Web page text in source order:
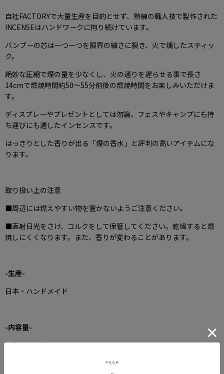
自社FACTORYで大量生産を目的とせず、熟練の職人技で製作された
INCENSEはハンドワークに拘り続けています。
バンブーの芯は一つ一つを限界の細さに裂き、火で燻したスティッ
ク。
絶妙な圧縮で煙の量を少なくし、火の通りを遅らせる事で長さ
14cmで燃焼時間約50〜55分前後の燃焼時間をお楽しみいただけま
す。
ディスプレーやプレゼントとしては勿論、フェスやキャンプにも持
ち運びにも適したインセンスです。
はっきりとした香りが出る「煙の香水」と評判の高いアイテムにな
ります。
取り扱い上の注意
■周辺には燃えやすい物を置かないようご注意ください。
■直射日光をさけ、コルクをして保管してください。乾燥すると燃
焼しにくくなります。また、香りが変わることがあります。
-生産-
日本・ハンドメイド
-内容量-
1パック 10本入り